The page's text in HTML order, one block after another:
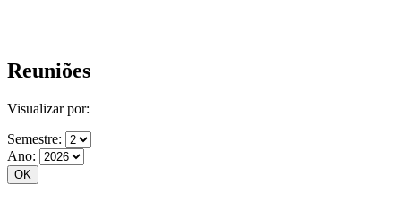
Reuniões
Visualizar por:
Semestre:
Ano: